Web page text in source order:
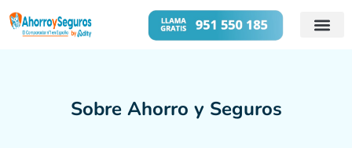
Sobre Ahorro y Seguros